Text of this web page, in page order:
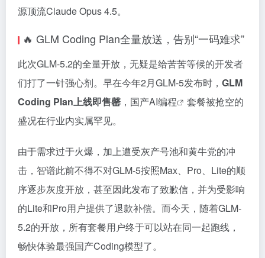
源顶流Claude Opus 4.5。
🔥 GLM Coding Plan全量放送，告别“一码难求”
此次GLM-5.2的全量开放，无疑是给苦苦等候的开发者
们打了一针强心剂。早在今年2月GLM-5发布时， GLM
Coding Plan上线即售罄 ， 国产AI编程
套餐被抢空的
盛况在行业内实属罕见。
由于需求过于火爆，加上遭受灰产号池和黄牛党的冲
击，智谱此前不得不对GLM-5按照Max、Pro、Lite的顺
序逐步灰度开放，甚至因此发布了致歉信，并为受影响
的Lite和Pro用户提供了退款补偿。而今天，随着GLM-
5.2的开放，所有套餐用户终于可以站在同一起跑线，
畅快体验最强国产Coding模型了。